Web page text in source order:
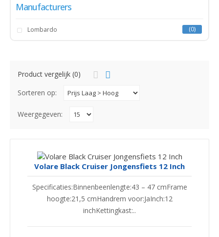
Manufacturers
Lombardo 0
Product vergelijk (0)
Sorteren op:
Weergegeven:
Volare Black Cruiser Jongensfiets 12 Inch
Specificaties:Binnenbeenlengte:43 – 47 cmFrame
hoogte:21,5 cmHandrem voor:JaInch:12
inchKettingkast:..